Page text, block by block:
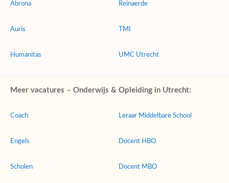
Abrona
Auris
Humanitas
Reinaerde
TMI
UMC Utrecht
Meer vacatures – Onderwijs & Opleiding in Utrecht:
Coach
Engels
Scholen
Leraar Middelbare School
Docent HBO
Docent MBO